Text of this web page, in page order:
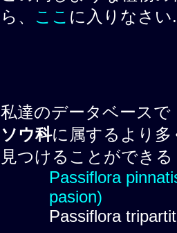
ら、 ここ に入りなさい.
私達のデータベース
ソウ科に属するより多
見つけることができる
Passiflora
pasion)
Passiflora